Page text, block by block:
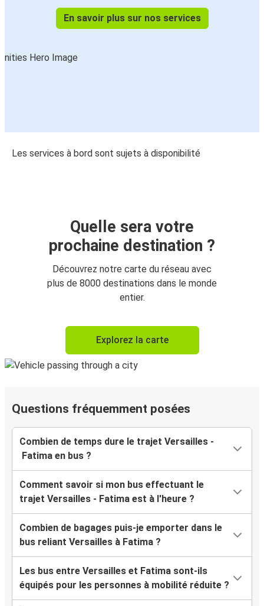
En savoir plus sur nos services
Les services à bord sont sujets à disponibilité
Quelle sera votre
prochaine destination ?
Découvrez notre carte du réseau avec
plus de 8000 destinations dans le monde
entier.
Explorez la carte
Questions fréquemment posées
Combien de temps dure le trajet Versailles -
Fatima en bus ?
Comment savoir si mon bus effectuant le
trajet Versailles - Fatima est à l'heure ?
Combien de bagages puis-je emporter dans le
bus reliant Versailles à Fatima ?
Les bus entre Versailles et Fatima sont-ils
équipés pour les personnes à mobilité réduite ?